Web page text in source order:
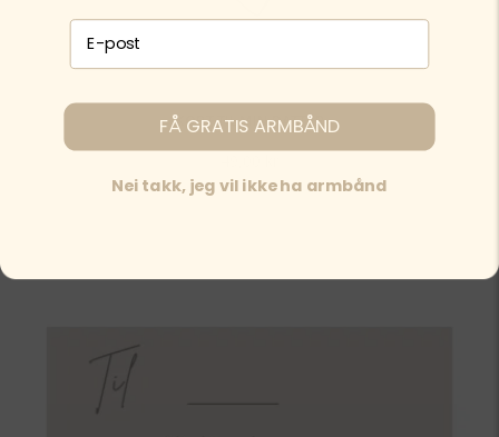
KORT TIL MIN DATTER
E-post påmelding
FÅ GRATIS ARMBÅND
Nei takk, jeg vil ikke ha armbånd